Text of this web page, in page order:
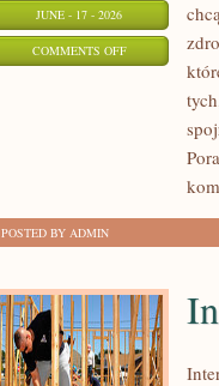
JUNE - 17 - 2026
COMMENTS OFFON
POSTED BY ADMIN